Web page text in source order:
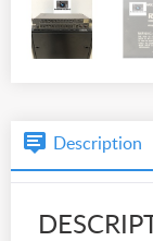
Description